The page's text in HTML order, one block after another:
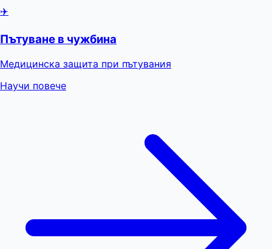
✈️
Пътуване в чужбина
Медицинска защита при пътувания
Научи повече